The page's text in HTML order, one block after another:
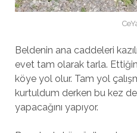
Beldenin ana caddeleri
evet tam olarak tarla.
köye yol olur. Tam yol
kurtuldum derken bu kez
yapacağını yapıyor.